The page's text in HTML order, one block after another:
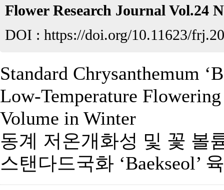
Flower Research Journal Vol.24
DOI : https://doi.org/10.11623/
Standard Chrysanthemum
Low-Temperature
Volume in Winter
동계 저온개화성 및 꽃 볼
스탠다드국화 ‘Baekseol’